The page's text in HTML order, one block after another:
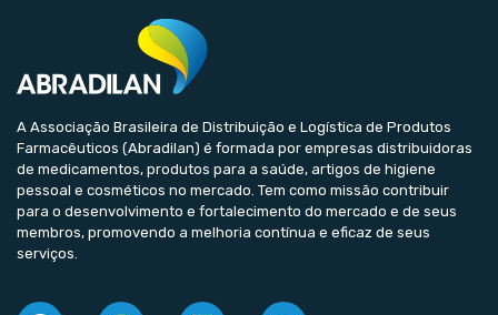
A Associação Brasileira de Distribuição e Logística de Produtos
Farmacêuticos (Abradilan) é formada por empresas distribuidoras
de medicamentos, produtos para a saúde, artigos de higiene
pessoal e cosméticos no mercado. Tem como missão contribuir
para o desenvolvimento e fortalecimento do mercado e de seus
membros, promovendo a melhoria contínua e eficaz de seus
serviços.